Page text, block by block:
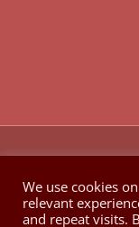
We use cookies
relevant
and repeat visits.